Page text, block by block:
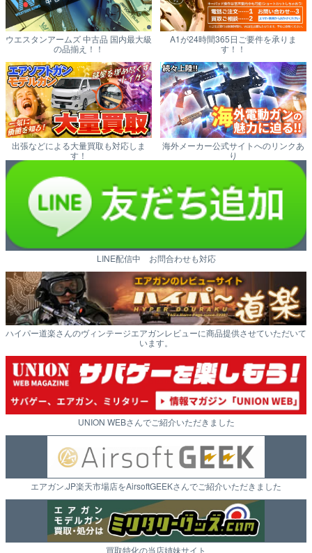
ウエスタンアームズ 中古品 国内最大級
の品揃え！！
A1が24時間365日ご要件を承りま
す！！
出張などによる大量買取も対応しま
す！
海外メーカー公式サイトへのリンクあ
り
LINE配信中 お問合わせも対応
ハイパー道楽さんのヴィンテージエアガンレビューに商品提供させていただいて
います。
UNION WEBさんでご紹介いただきました
エアガン.JP楽天市場店をAirsoftGEEKさんでご紹介いただきました
買取特化の当店姉妹サイト